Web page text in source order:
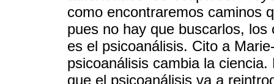
como encontraremos caminos
pues no hay que buscarlos,
es el psicoanálisis. Cito a
psicoanálisis cambia la
que el psicoanálisis va a